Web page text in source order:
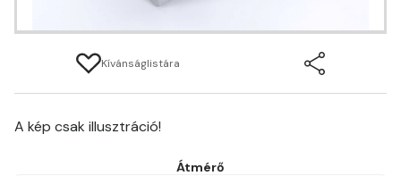
Kívánságlistára
A kép csak illusztráció!
Átmérő